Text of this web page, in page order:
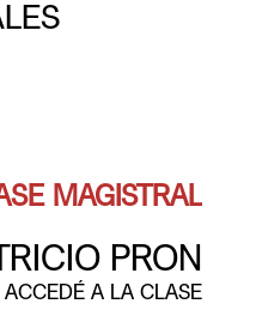
PRON
ACCEDÉ A LA CLASE